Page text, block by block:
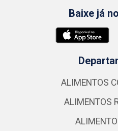
Baixe já
ALIMENTOS
ALIMENTOS